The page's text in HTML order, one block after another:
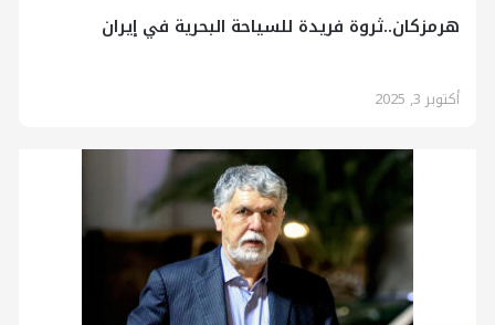
هرمزكان..ثروة فريدة للسياحة البحرية في إيران
أكتوبر 3, 2025